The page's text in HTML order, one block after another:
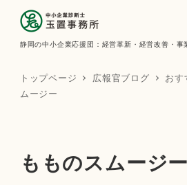
静岡の中小企業応援団：経営革新・経営改善・事
トップページ 広報官ブログ おす
ムージー
もものスムージー